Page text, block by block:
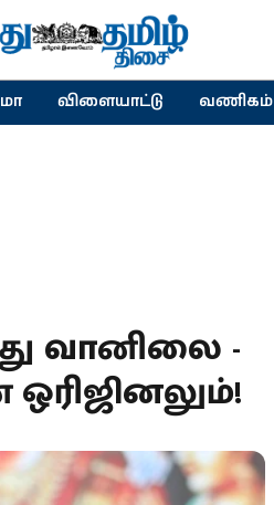
விளையாட்டு வணிகம்
வானிலை -